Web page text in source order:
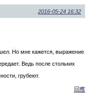
2016-05-24 16:32
Но мне кажется, выражение
Ведь после стольких
грубеют.
回應